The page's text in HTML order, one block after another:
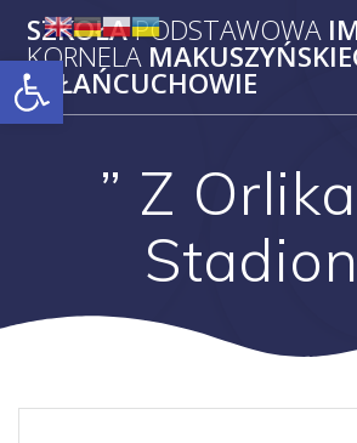
Open toolbar
to
content
SZKOŁAPODSTAWOWA
KORNELA
W ŁAŃCUCHOWIE
” Z